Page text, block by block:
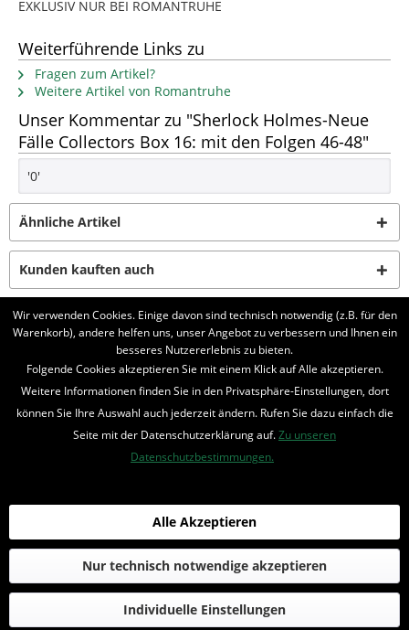
EXKLUSIV NUR BEI ROMANTRUHE
Weiterführende Links zu
Fragen zum Artikel?
Weitere Artikel von Romantruhe
Unser Kommentar zu "Sherlock Holmes-Neue
Fälle Collectors Box 16: mit den Folgen 46-48"
'0'
Ähnliche Artikel
Kunden kauften auch
Kunden haben sich ebenfalls angesehen
BELIEBTE SERIEN
UNSER SHOP
Bestellung widerrufen
* Alle Preise inkl. MwSt. und zzgl.Bearbeitungspauschale
© 2016-2022 Romantruhe - Buchversand, Joachim Otto
die profilschmiede - Internetagentur
Wir verwenden Cookies. Einige davon sind technisch notwendig (z.B. für den
Warenkorb), andere helfen uns, unser Angebot zu verbessern und Ihnen ein
besseres Nutzererlebnis zu bieten.
Folgende Cookies akzeptieren Sie mit einem Klick auf Alle akzeptieren.
Weitere Informationen finden Sie in den Privatsphäre-Einstellungen, dort
können Sie Ihre Auswahl auch jederzeit ändern. Rufen Sie dazu einfach die
Seite mit der Datenschutzerklärung auf.Zu unseren
Datenschutzbestimmungen.
Individuelle Einstellungen
Nur technisch notwendige akzeptieren
Alle Akzeptieren